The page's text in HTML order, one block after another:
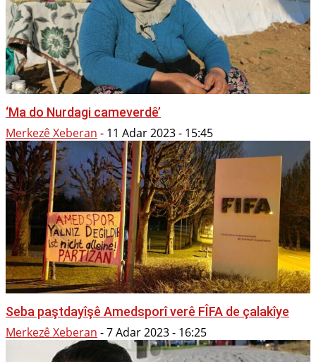
‘Ma do Nurdagi cameverdê’
Merkezê Xeberan - 11 Adar 2023 - 15:45
Seba paştdayîşê Amedsporî verê FÎFA de çalakîye
Merkezê Xeberan -7 Adar 2023 - 16:25